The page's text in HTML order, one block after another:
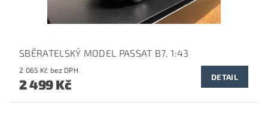
SBĚRATELSKÝ MODEL PASSAT B7, 1:43
2 065 Kč bez DPH
2 499 Kč DETAIL